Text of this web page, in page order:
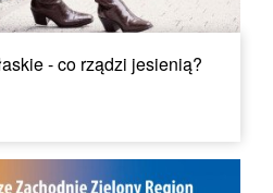
- co rządzi jesienią?